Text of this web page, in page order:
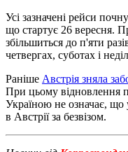
Усі зазначені рейси
що стартує 26 вересня.
збільшиться до п'яти
четвергах, суботах і
Раніше Австрія зняла
При цьому відновлення
Україною не означає, що
в Австрії за безвізом.